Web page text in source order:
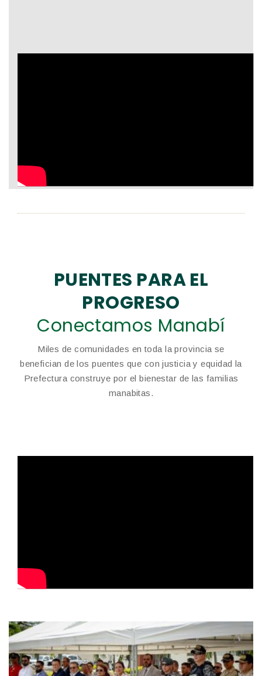
PUENTES PARA EL
PROGRESO
Conectamos Manabí
Miles de comunidades en toda la provincia se
benefician de los puentes que con justicia y equidad la
Prefectura construye por el bienestar de las familias
manabitas.